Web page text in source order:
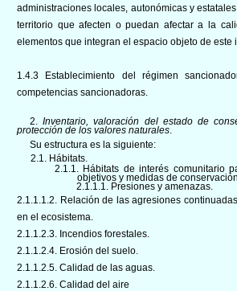
administraciones locales, autonómicas y
territorio que afecten o puedan afectar a la
elementos que integran el espacio objeto de este
1.4.3 Establecimiento del régimen
competencias sancionadoras.
2.Inventario, valoración del estado de
protección de los valores naturales
Su estructura es la siguiente:
2.1. Hábitats.
2.1.1. Hábitats de interés comunitario
objetivos y medidas de
2.1.1.1. Presiones y amenazas.
2.1.1.1.2. Relación de las agresiones
en el ecosistema.
2.1.1.2.3. Incendios forestales.
2.1.1.2.4. Erosión del suelo.
2.1.1.2.5. Calidad de las aguas.
2.1.1.2.6. Calidad del aire